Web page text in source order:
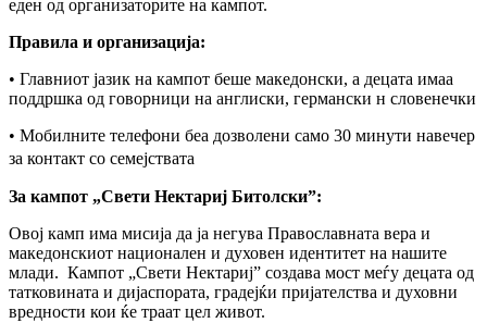
еден од организаторите на кампот.
Правила и организација:
• Главниот јазик на кампот беше македонски, а децата имаа
поддршка од говорници на англиски, германски н словенечки
• Мобилните телефони беа дозволени само 30 минути навечер
за контакт со семејствата
За кампот „Свети Нектариј Битолски”:
Овој камп има мисија да ја негува Православната вера и
македонскиот национален и духовен идентитет на нашите
млади. Кампот „Свети Нектариј” создава мост меѓу децата од
татковината и дијаспората, градејќи пријателства и духовни
вредности кои ќе траат цел живот.